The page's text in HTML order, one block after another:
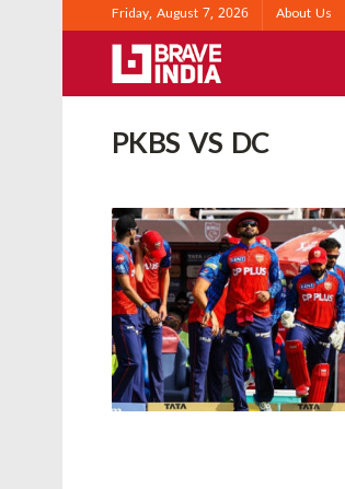
Friday, August 7, 2026 About Us
PKBS VS DC